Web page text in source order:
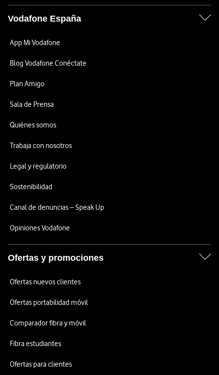
Vodafone España
App Mi Vodafone
Blog Vodafone Conéctate
Plan Amigo
Sala de Prensa
Quiénes somos
Trabaja con nosotros
Legal y regulatorio
Sostenibilidad
Canal de denuncias – Speak Up
Opiniones Vodafone
Ofertas y promociones
Ofertas nuevos clientes
Ofertas portabilidad móvil
Comparador fibra y móvil
Fibra estudiantes
Ofertas para clientes